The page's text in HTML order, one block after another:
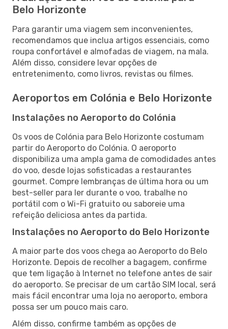
Belo Horizonte
Para garantir uma viagem sem inconvenientes,
recomendamos que inclua artigos essenciais, como
roupa confortável e almofadas de viagem, na mala.
Além disso, considere levar opções de
entretenimento, como livros, revistas ou filmes.
Aeroportos em Colónia e Belo Horizonte
Instalações no Aeroporto do Colónia
Os voos de Colónia para Belo Horizonte costumam
partir do Aeroporto do Colónia. O aeroporto
disponibiliza uma ampla gama de comodidades antes
do voo, desde lojas sofisticadas a restaurantes
gourmet. Compre lembranças de última hora ou um
best-seller para ler durante o voo, trabalhe no
portátil com o Wi-Fi gratuito ou saboreie uma
refeição deliciosa antes da partida.
Instalações no Aeroporto do Belo Horizonte
A maior parte dos voos chega ao Aeroporto do Belo
Horizonte. Depois de recolher a bagagem, confirme
que tem ligação à Internet no telefone antes de sair
do aeroporto. Se precisar de um cartão SIM local, será
mais fácil encontrar uma loja no aeroporto, embora
possa ser um pouco mais caro.
Além disso, confirme também as opções de